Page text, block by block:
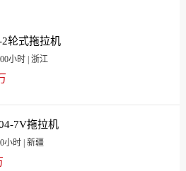
轮式拖拉机
小时 | 浙江
7V拖拉机
小时 | 新疆